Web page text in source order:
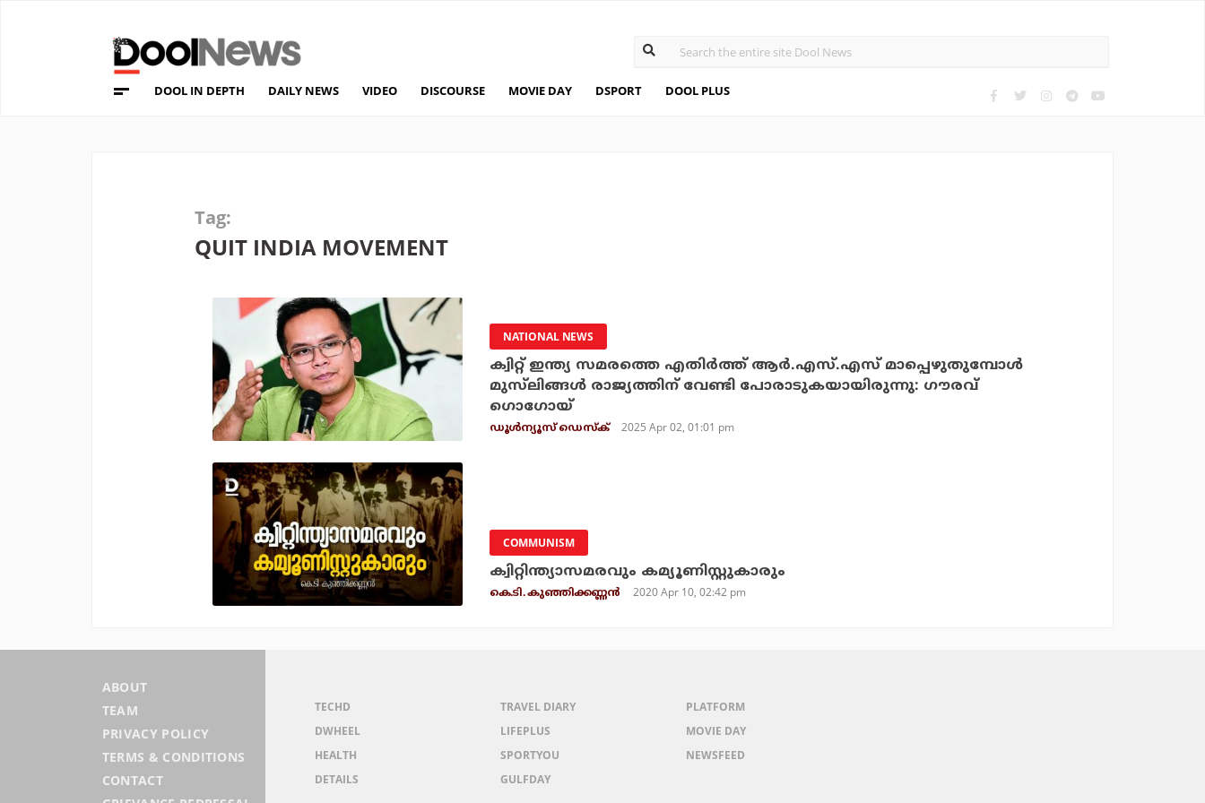
DOOL IN DEPTH DAILY NEWS VIDEO DISCOURSE MOVIE DAY DSPORT DOOL PLUS
Tag:
QUIT INDIA MOVEMENT
NATIONAL NEWS
ക്വിറ്റ് ഇന്ത്യ സമരത്തെ എതിര്‍ത്ത് ആര്‍.എസ്.എസ് മാപ്പെഴുതുമ്പോള്‍
മുസ്‌ലിങ്ങള്‍ രാജ്യത്തിന് വേണ്ടി പോരാടുകയായിരുന്നു: ഗൗരവ്
ഗൊഗോയ്
ഡൂള്‍ന്യൂസ് ഡെസ്‌ക് 2025 Apr 02, 01:01 pm
COMMUNISM
ക്വിറ്റിന്ത്യാസമരവും കമ്യൂണിസ്റ്റുകാരും
കെ.ടി. കുഞ്ഞിക്കണ്ണന്‍ 2020 Apr 10, 02:42 pm
ABOUT
TEAM
PRIVACY POLICY
TERMS & CONDITIONS
CONTACT
TECHD
DWHEEL
HEALTH
DETAILS
TRAVEL DIARY
LIFEPLUS
SPORTYOU
GULFDAY
PLATFORM
MOVIE DAY
NEWSFEED